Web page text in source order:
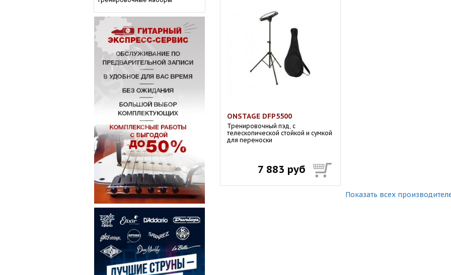
ONSTAGE DFP5500
Тренировочный пэд, с
телескопической стойкой и сумкой
для переноски
7 883 руб
Показать всех